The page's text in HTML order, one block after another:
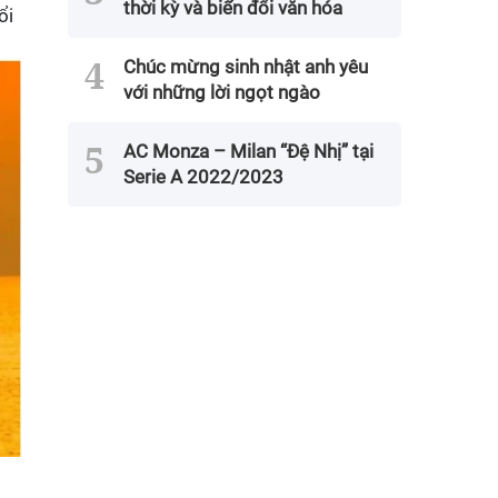
thời kỳ và biến đổi văn hóa
Chúc mừng sinh nhật anh yêu
với những lời ngọt ngào
AC Monza – Milan “Đệ Nhị” tại
Serie A 2022/2023